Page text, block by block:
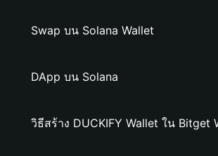
Swap บน Solana Wallet
DApp บน Solana
วิธีสร้าง DUCKIFY Wallet ใน Bitget